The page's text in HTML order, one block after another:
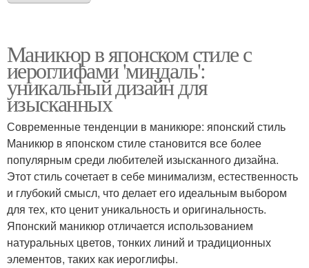
Маникюр в японском стиле с
иероглифами 'миндаль':
уникальный дизайн для
изысканных
Современные тенденции в маникюре: японский стиль
Маникюр в японском стиле становится все более
популярным среди любителей изысканного дизайна.
Этот стиль сочетает в себе минимализм, естественность
и глубокий смысл, что делает его идеальным выбором
для тех, кто ценит уникальность и оригинальность.
Японский маникюр отличается использованием
натуральных цветов, тонких линий и традиционных
элементов, таких как иероглифы.